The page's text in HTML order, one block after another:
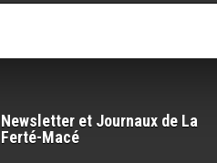
Newsletter et Journaux de La
Ferté-Macé